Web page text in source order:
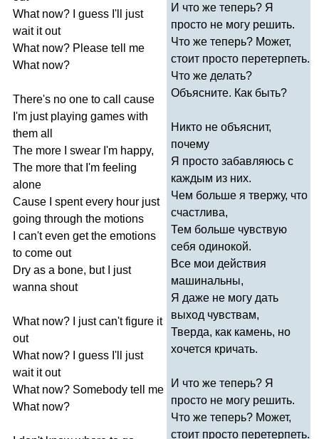
What now? guess I'll
just
wait it out
What now? Please tell
me
What now?
There's no one to call
cause
I'm just playing games with
them all
The more swear I'm happy,
The more that I'm feeling
alone
Cause
spent every hour just
going through the motions
can't even get the emotions
to come out
Dry as a bone, but
just
wanna shout
What now? just can't figure it
out
What now? guess I'll
just
wait it out
What now? Somebody tell
me
What now?
И что же теперь? Я
просто не могу решить.
Что же теперь? Может,
стоит просто перетерпеть.
Что же делать?
Объясните. Как быть?
Никто не объяснит,
почему
Я просто забавляюсь с
каждым из них.
Чем больше я твержу, что
счастлива,
Тем больше чувствую
себя одинокой.
Все мои действия
машинальны,
Я даже не могу дать
выход чувствам,
Тверда, как камень, но
хочется кричать.
И что же теперь? Я
просто не могу решить.
Что же теперь? Может,
стоит просто перетерпеть.